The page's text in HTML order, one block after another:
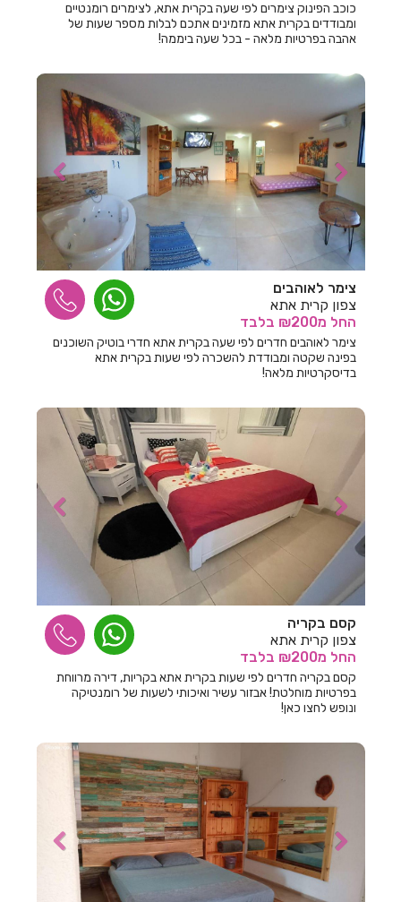
חדרים לפי שעה בבית חרות
חדרים לפי שעה בבית יהושע
חדרים לפי שעה בבית ינאי
חדרים לפי שעה בבית לחם הגלילית
חדרים לפי שעה בבית ליד
חדרים לפי שעה בבית נחמיה
חדרים לפי שעה בבית עזרא
חדרים לפי שעה בבית עריף
חדרים לפי שעה בבית קמה
חדרים לפי שעה בבית שאן
חדרים לפי שעה בבית שערים
חדרים לפי שעה בביתר עילית
חדרים לפי שעה בבני עטרות
חדרים לפי שעה בבנימינה
חדרים לפי שעה בבצרה
חדרים לפי שעה בבצת
חדרים לפי שעה בבר גיורא
חדרים לפי שעה בברוש
חדרים לפי שעה בברק
חדרים לפי שעה בבת ים
חדרים לפי שעה בגבע בנימין
חדרים לפי שעה בגבעת אבני
חדרים לפי שעה בגבעת אולגה
חדרים לפי שעה בגבעת יערים
חדרים לפי שעה בגבעת נילי
חדרים לפי שעה בגבעתיים
כוכב הפינוק צימרים לפי שעה בקרית אתא, לצימרים רומנטיים
ומבודדים בקרית אתא מזמינים אתכם לבלות מספר שעות של
אהבה בפרטיות מלאה - בכל שעה ביממה!
צימר לאוהבים
צפון קרית אתא
החל מ₪200 בלבד
צימר לאוהבים חדרים לפי שעה בקרית אתא חדרי בוטיק השוכנים
בפינה שקטה ומבודדת להשכרה לפי שעות בקרית אתא
בדיסקרטיות מלאה!
קסם בקריה
צפון קרית אתא
החל מ₪200 בלבד
קסם בקריה חדרים לפי שעות בקרית אתא בקריות, דירה מרווחת
בפרטיות מוחלטת! אבזור עשיר ואיכותי לשעות של רומנטיקה
ונופש לחצו כאן!